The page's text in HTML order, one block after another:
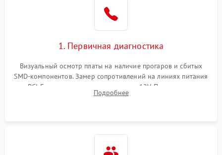
Механические повреждения
1. Первичная диагностика
Визуальный осмотр платы на наличие прогаров и сбитых
SMD-компонентов. Замер сопротивлений на линиях питания
PCI-E и дополнительных разъемах 12V. Проверка на
короткое замыкание основных дросселей питания GPU и
Подробнее